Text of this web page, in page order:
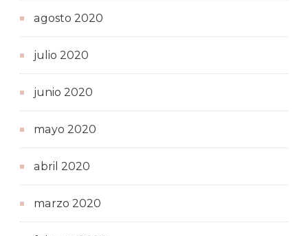
agosto 2020
julio 2020
junio 2020
mayo 2020
abril 2020
marzo 2020